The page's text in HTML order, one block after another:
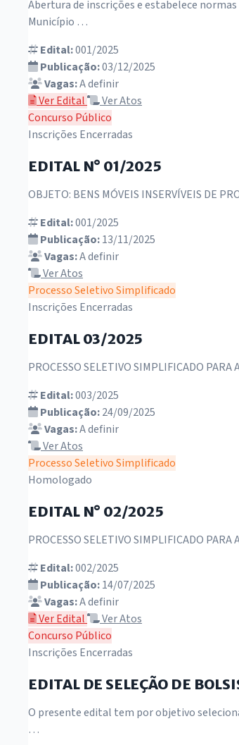
Abertura de inscrições e estabelece
Município …
Edital:001/2025
Publicação:03/12/2025
Vagas:A definir
Ver Edital
Ver Atos
Concurso Público
Inscrições Encerradas
EDITAL N° 01/2025
OBJETO: BENS MÓVEIS INSERVÍVEIS DE
Edital:001/2025
Publicação:13/11/2025
Vagas:A definir
Ver Atos
Processo Seletivo Simplificado
Inscrições Encerradas
EDITAL 03/2025
PROCESSO SELETIVO SIMPLIFICADO
Edital:003/2025
Publicação:24/09/2025
Vagas:A definir
Ver Atos
Processo Seletivo Simplificado
Homologado
EDITAL N° 02/2025
PROCESSO SELETIVO SIMPLIFICADO PARA
Edital:002/2025
Publicação:14/07/2025
Vagas:A definir
Ver Edital
Ver Atos
Concurso Público
Inscrições Encerradas
EDITAL DE SELEÇÃO DE
O presente edital tem por objetivo
…